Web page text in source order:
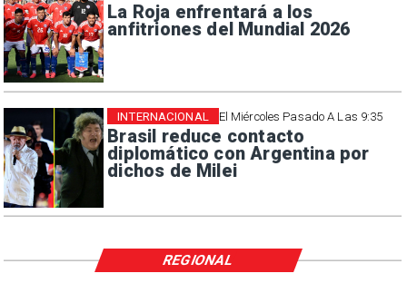
La Roja enfrentará a los
anfitriones del Mundial 2026
El Miércoles Pasado A Las 9:35
Brasil reduce contacto
diplomático con Argentina por
dichos de Milei
INTERNACIONAL
REGIONAL